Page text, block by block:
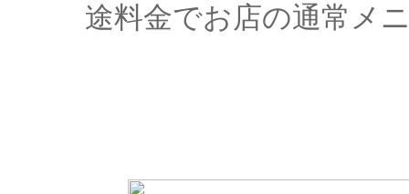
途料金でお店の通常メ